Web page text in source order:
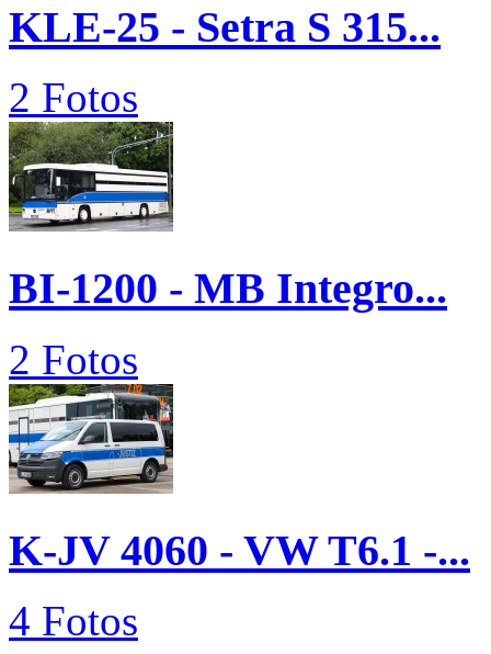
KLE-25 - Setra S 315...
2 Fotos
BI-1200 - MB Integro...
2 Fotos
K-JV 4060 - VW T6.1 -...
4 Fotos